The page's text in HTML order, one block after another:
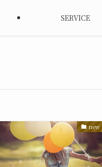
SERVICE
new